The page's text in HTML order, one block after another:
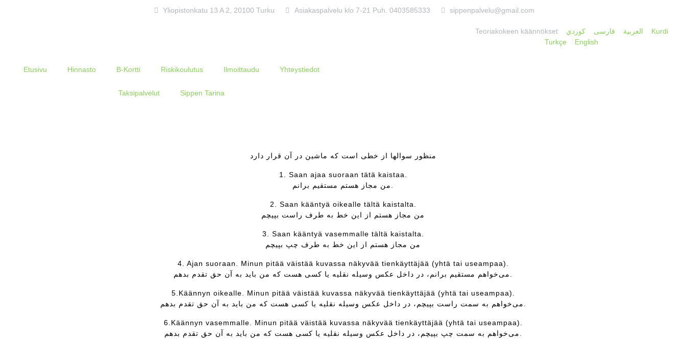
Yliopistonkatu 13 A 2, 20100 Turku Asiakaspalvelu klo 7-21 Puh. 0403585333 sippenpalvelu@gmail.com
Teoriakokeen käännökset​ كوردي فارسی العربية
Kurdi
Turkçe
English
Etusivu Hinnasto B-Kortti Riskikoulutus Ilmoittaudu Yhteystiedot
Taksipalvelut Sippen Tarina
منظور سوالها از خطی است که ماشین در آن قرار دارد
1. Saan ajaa suoraan tätä kaistaa.
2. Saan kääntyä oikealle tältä kaistalta.
من مجاز هستم از این خط به طرف راست بپیچم
3. Saan kääntyä vasemmalle tältä kaistalta.
من مجاز هستم از این خط به طرف چپ بپیچم
4. Ajan suoraan. Minun pitää väistää kuvassa näkyvää tienkäyttäjää (yhtä tai useampaa).
5.Käännyn oikealle. Minun pitää väistää kuvassa näkyvää tienkäyttäjää (yhtä tai useampaa).
6.Käännyn vasemmalle. Minun pitää väistää kuvassa näkyvää tienkäyttäjää (yhtä tai useampaa).